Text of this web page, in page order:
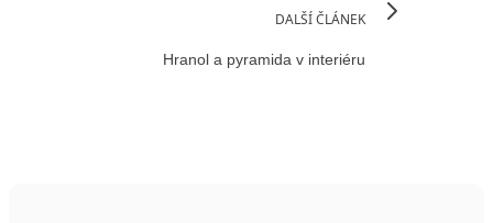
DALŠÍ ČLÁNEK
Hranol a pyramida v interiéru